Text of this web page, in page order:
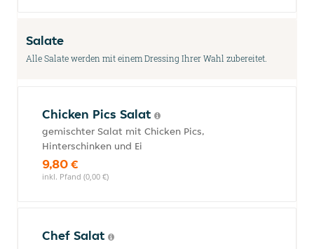
Salate
Alle Salate werden mit einem Dressing Ihrer Wahl zubereitet.
Chicken Pics Salat
gemischter Salat mit Chicken Pics,
Hinterschinken und Ei
9,80 €
inkl. Pfand (0,00 €)
Chef Salat